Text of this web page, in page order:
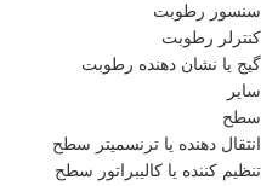
سنسور رطوبت
کنترلر رطوبت
گیج یا نشان دهنده رطوبت
سایر
سطح
انتقال دهنده یا ترنسمیتر سطح
تنظیم کننده یا کالیبراتور سطح